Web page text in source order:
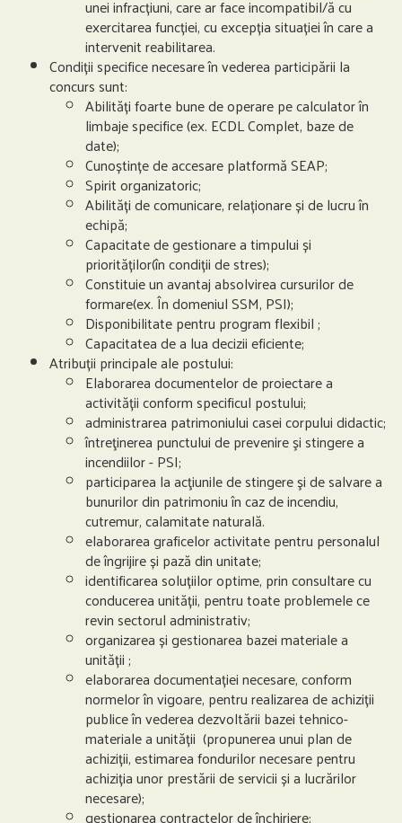
unei infracțiuni, care ar face incompatibil/ă cu
exercitarea funcției, cu excepția situației în care a
intervenit reabilitarea.
Condiții specifice necesare în vederea participării la
concurs sunt:
Abilități foarte bune de operare pe calculator în
limbaje specifice (ex. ECDL Complet, baze de
date);
Cunoștințe de accesare platformă SEAP;
Spirit organizatoric;
Abilități de comunicare, relaționare și de lucru în
echipă;
Capacitate de gestionare a timpului și
priorităților(în condiții de stres);
Constituie un avantaj absolvirea cursurilor de
formare(ex. În domeniul SSM, PSI);
Disponibilitate pentru program flexibil ;
Capacitatea de a lua decizii eficiente;
Atribuții principale ale postului:
Elaborarea documentelor de proiectare a
activității conform specificul postului;
administrarea patrimoniului casei corpului didactic;
întreţinerea punctului de prevenire şi stingere a
incendiilor - PSI;
participarea la acţiunile de stingere şi de salvare a
bunurilor din patrimoniu în caz de incendiu,
cutremur, calamitate naturală.
elaborarea graficelor activitate pentru personalul
de îngrijire și pază din unitate;
identificarea soluțiilor optime, prin consultare cu
conducerea unității, pentru toate problemele ce
revin sectorul administrativ;
organizarea și gestionarea bazei materiale a
unității ;
elaborarea documentației necesare, conform
normelor în vigoare, pentru realizarea de achiziții
publice în vederea dezvoltării bazei tehnico-
materiale a unității (propunerea unui plan de
achiziții, estimarea fondurilor necesare pentru
achiziția unor prestării de servicii și a lucrărilor
necesare);
gestionarea contractelor de închiriere;